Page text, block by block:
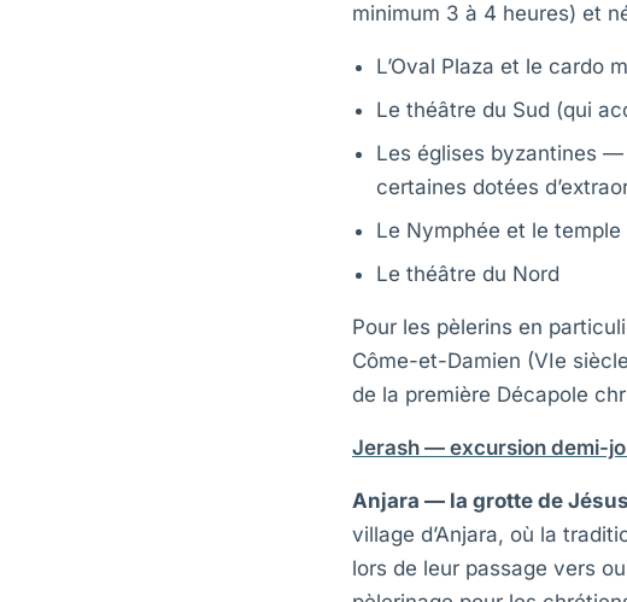
minimum 3 à 4 heures) et
L’Oval Plaza et le cardo
Le théâtre du Sud (qui
Les églises byzantines —
certaines dotées
Le Nymphée et le temple
Le théâtre du Nord
Pour les pèlerins en
Côme-et-Damien (VIe
de la première Décapole
Jerash — excursion demi-
Anjara — la grotte de
village d’Anjara, où la
lors de leur passage vers